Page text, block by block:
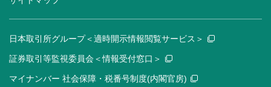
日本取引所グループ＜適時開示情報閲覧サービス＞
証券取引等監視委員会＜情報受付窓口＞
マイナンバー 社会保障・税番号制度(内閣官房)